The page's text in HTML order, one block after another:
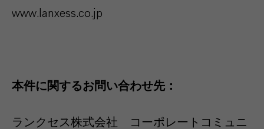
www.lanxess.co.jp
本件に関するお問い合わせ先：
ランクセス株式会社 コーポレートコミュニ